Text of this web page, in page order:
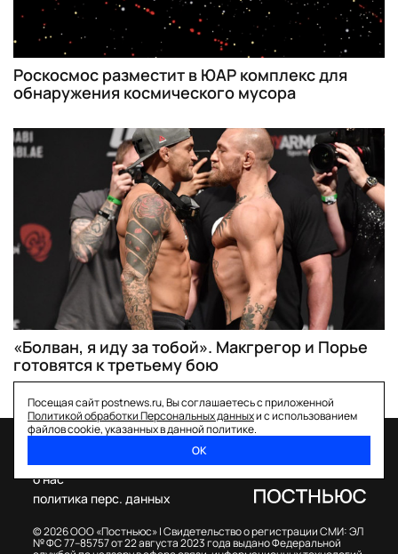
Роскосмос разместит в ЮАР комплекс для
обнаружения космического мусора
«Болван, я иду за тобой». Макгрегор и Порье
готовятся к третьему бою
Посещая сайт postnews.ru, Вы соглашаетесь с приложенной
Политикой обработки Персональных данныхи с использованием
файлов cookie, указанных в данной политике.
ОК
© 2026 ООО «Постньюс» |Свидетельство о регистрации СМИ: ЭЛ
№ ФС 77–85757 от 22 августа 2023 года выдано Федеральной
о нас
политика перс. данных